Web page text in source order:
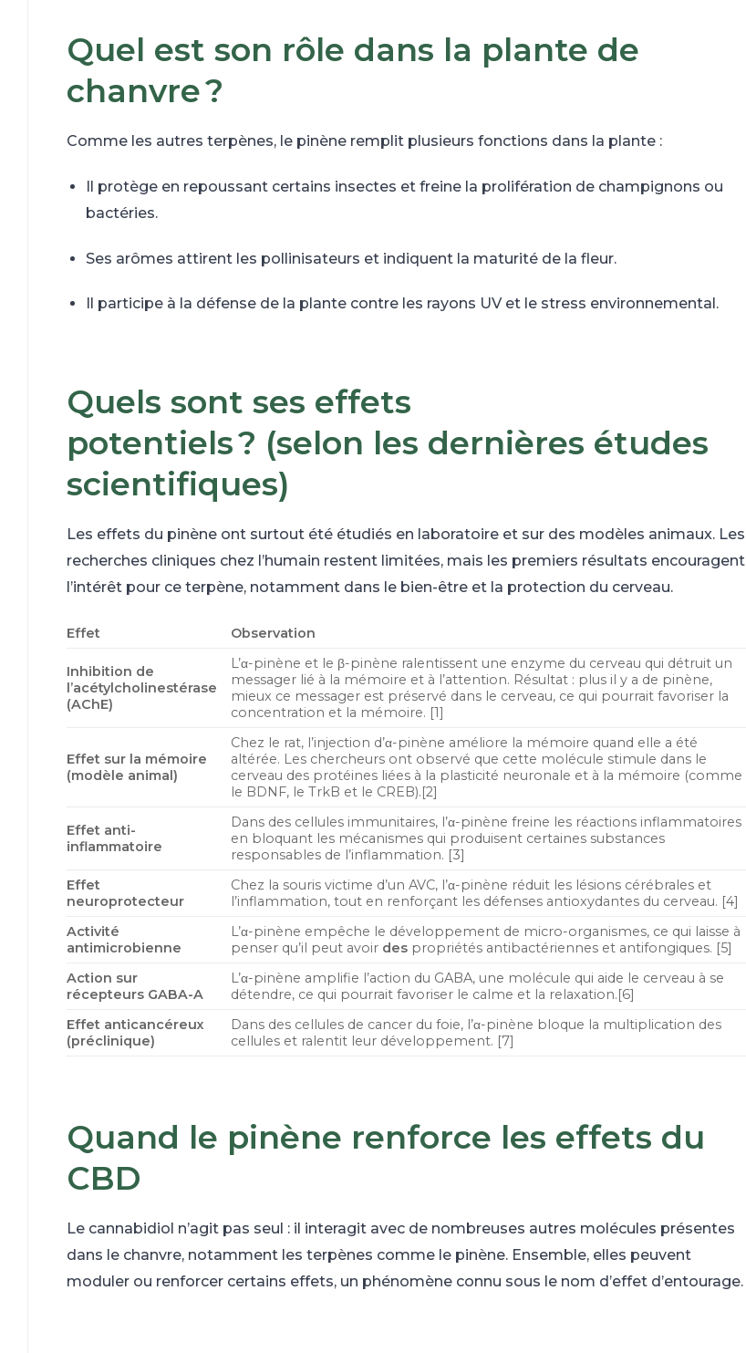
Quel est son rôle dans la plante de
chanvre ?
Comme les autres terpènes, le pinène remplit plusieurs fonctions dans la plante :
Il protège en repoussant certains insectes et freine la prolifération de champignons ou
bactéries.
Ses arômes attirent les pollinisateurs et indiquent la maturité de la fleur.
Il participe à la défense de la plante contre les rayons UV et le stress environnemental.
Quels sont ses effets
potentiels ? (selon les dernières études
scientifiques)
Les effets du pinène ont surtout été étudiés en laboratoire et sur des modèles animaux. Les
recherches cliniques chez l’humain restent limitées, mais les premiers résultats encouragent
l’intérêt pour ce terpène, notamment dans le bien-être et la protection du cerveau.
Effet Observation
Inhibition de
l’acétylcholinestérase
(AChE)
L’α-pinène et le β-pinène ralentissent une enzyme du cerveau qui détruit un
messager lié à la mémoire et à l’attention. Résultat : plus il y a de pinène,
mieux ce messager est préservé dans le cerveau, ce qui pourrait favoriser la
concentration et la mémoire. [1]
Effet sur la mémoire
(modèle animal)
Chez le rat, l’injection d’α-pinène améliore la mémoire quand elle a été
altérée. Les chercheurs ont observé que cette molécule stimule dans le
cerveau des protéines liées à la plasticité neuronale et à la mémoire (comme
le BDNF, le TrkB et le CREB).[2]
Effet anti-
inflammatoire
Dans des cellules immunitaires, l’α-pinène freine les réactions inflammatoires
en bloquant les mécanismes qui produisent certaines substances
responsables de l’inflammation. [3]
Effet
neuroprotecteur
Chez la souris victime d’un AVC, l’α-pinène réduit les lésions cérébrales et
l’inflammation, tout en renforçant les défenses antioxydantes du cerveau. [4]
Activité
antimicrobienne
L’α-pinène empêche le développement de micro-organismes, ce qui laisse à
penser qu’il peut avoir des propriétés antibactériennes et antifongiques. [5]
Action sur
récepteurs GABA-A
L’α-pinène amplifie l’action du GABA, une molécule qui aide le cerveau à se
détendre, ce qui pourrait favoriser le calme et la relaxation.[6]
Effet anticancéreux
(préclinique)
Dans des cellules de cancer du foie, l’α-pinène bloque la multiplication des
cellules et ralentit leur développement. [7]
Quand le pinène renforce les effets du
CBD
Le cannabidiol n’agit pas seul : il interagit avec de nombreuses autres molécules présentes
dans le chanvre, notamment les terpènes comme le pinène. Ensemble, elles peuvent
moduler ou renforcer certains effets, un phénomène connu sous le nom d’effet d’entourage.